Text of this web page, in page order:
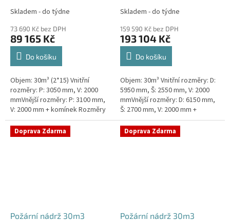
Skladem - do týdne
73 690 Kč bez DPH
89 165 Kč
Do košíku
Objem: 30m³ (2*15) Vnitřní
rozměry: P: 3050 mm, V: 2000
mmVnější rozměry: P: 3100 mm,
V: 2000 mm + komínek Rozměry
nádrže možno jakkoliv upravit -
vyrobíme nádrž na...
Skladem - do týdne
159 590 Kč bez DPH
193 104 Kč
Do košíku
Objem: 30m³ Vnitřní rozměry: D:
5950 mm, Š: 2550 mm, V: 2000
mmVnější rozměry: D: 6150 mm,
Š: 2700 mm, V: 2000 mm +
komínek Běžná doba dodání 2-3
týdny od objednávky. Rozměry...
Doprava Zdarma
Požární nádrž 30m3
Doprava Zdarma
Požární nádrž 30m3